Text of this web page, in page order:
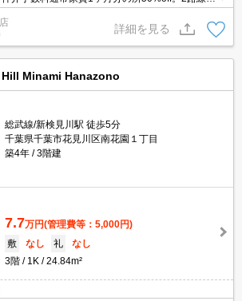
のアクセス良好。経済的な都市ガス使用。イン
越指定業者あり。
詳細を見る
Minami Hanazono
総武線/新検見川駅 徒歩5分
千葉県千葉市花見川区南花園１丁目
築4年
3階建
7.7万円(管理費等：5,000円)
敷
なし 礼
なし
3階
1K 24.84m²